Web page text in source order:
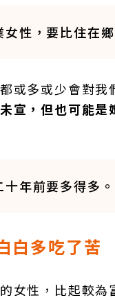
性，要比住在
或多或少會對我
宣，但也可能
年前要多得多。
白多吃了苦
女性，比起較